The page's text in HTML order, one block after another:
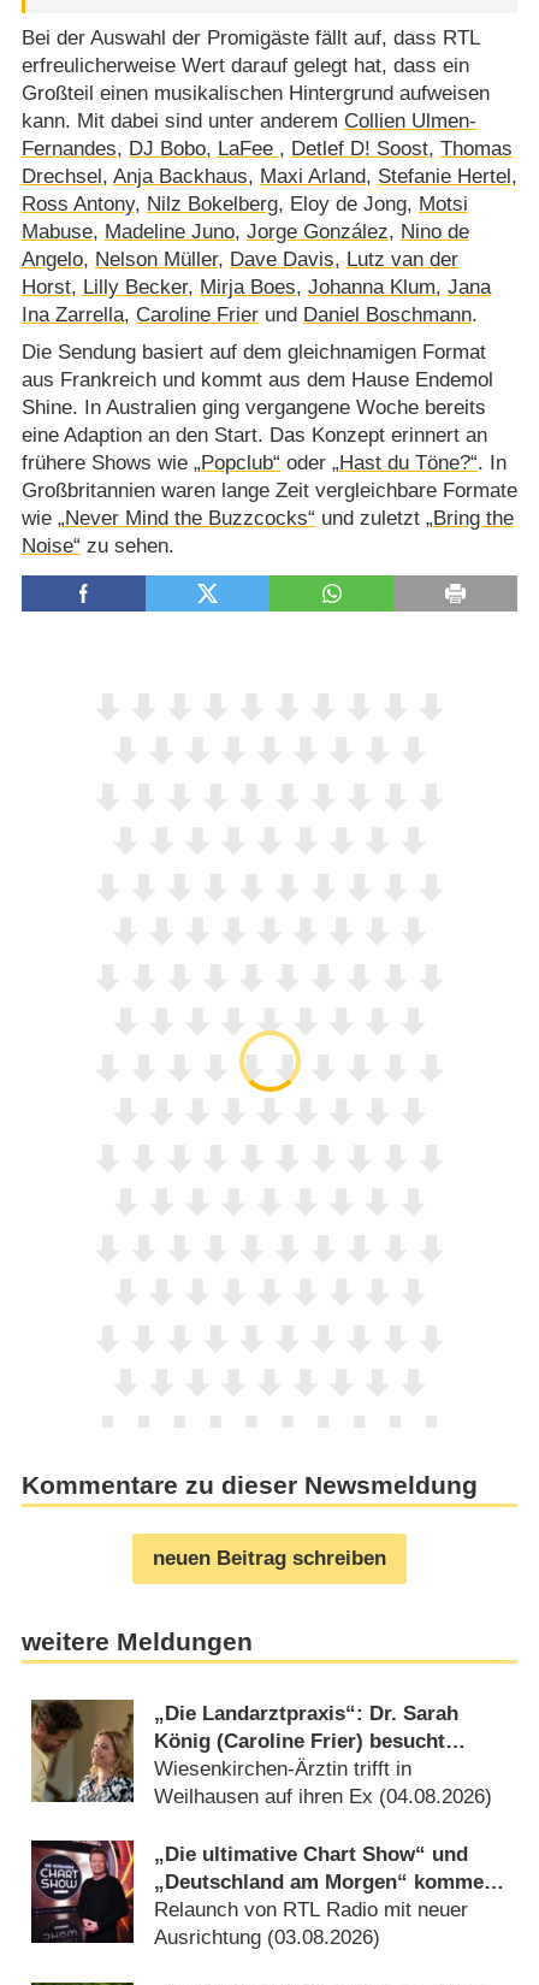
Bei der Auswahl der Promigäste fällt auf, dass RTL
erfreulicherweise Wert darauf gelegt hat, dass ein
Großteil einen musikalischen Hintergrund aufweisen
kann. Mit dabei sind unter anderem Collien Ulmen-
Fernandes, DJ Bobo, LaFee , Detlef D! Soost, Thomas
Drechsel, Anja Backhaus, Maxi Arland, Stefanie Hertel,
Ross Antony, Nilz Bokelberg, Eloy de Jong, Motsi
Mabuse, Madeline Juno, Jorge González, Nino de
Angelo, Nelson Müller, Dave Davis, Lutz van der
Horst, Lilly Becker, Mirja Boes, Johanna Klum, Jana
Ina Zarrella, Caroline Frierund Daniel Boschmann.
Die Sendung basiert auf dem gleichnamigen Format
aus Frankreich und kommt aus dem Hause Endemol
Shine. In Australien ging vergangene Woche bereits
eine Adaption an den Start. Das Konzept erinnert an
frühere Shows wie „Popclub“ oder „Hast du Töne?“. In
Großbritannien waren lange Zeit vergleichbare Formate
wie „Never Mind the Buzzcocks“ und zuletzt „Bring the
Noise“ zu sehen.
Kommentare zu dieser Newsmeldung
neuen Beitrag schreiben
weitere Meldungen
„Die Landarztpraxis“: Dr. Sarah
König (Caroline Frier) besucht
„Team Sonnenhof“
Wiesenkirchen-Ärztin trifft in
Weilhausen auf ihren Ex (04.08.2026)
„Die ultimative Chart Show“ und
„Deutschland am Morgen“ kommen
ins Radio
Relaunch von RTL Radio mit neuer
Ausrichtung (03.08.2026)